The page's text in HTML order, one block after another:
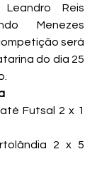
Reis
Menezes
será
do dia 25
Futsal 2 x 1
2 x 5